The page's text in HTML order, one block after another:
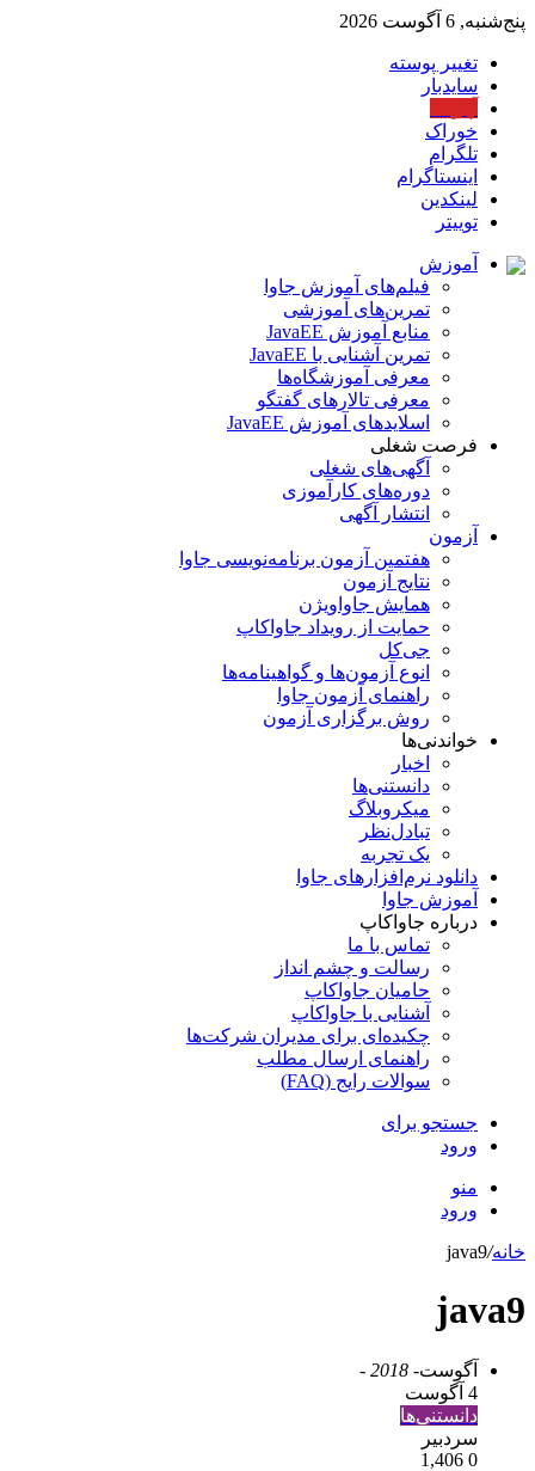
پنج‌شنبه, 6 آگوست 2026
تغییر پوسته
سایدبار
خوراک
تلگرام
اینستاگرام
لینکدین
توییتر
آموزش
فیلم‌های آموزش جاوا
تمرین‌های آموزشی
منابع آموزش JavaEE
تمرین آشنایی با JavaEE
معرفی آموزشگاه‌ها
معرفی تالارهای گفتگو
اسلایدهای آموزش JavaEE
فرصت شغلی
آگهی‌های شغلی
دوره‌های کارآموزی
انتشار آگهی
آزمون
هفتمین آزمون برنامه‌نویسی جاوا
نتایج آزمون
همایش جاواویژن
حمایت از رویداد جاواکاپ
جی‌کل
انوع آزمون‌ها و گواهینامه‌ها
راهنمای آزمون جاوا
روش برگزاری آزمون
خواندنی‌ها
اخبار
دانستنی‌ها
میکروبلاگ
تبادل‌نظر
یک تجربه
دانلود نرم‌افزارهای جاوا
آموزش جاوا
درباره جاواکاپ
تماس با ما
رسالت و چشم انداز
حامیان جاواکاپ
آشنایی با جاواکاپ
چکیده‌ای برای مدیران شرکت‌ها
راهنمای ارسال مطلب
سوالات رایج (FAQ)
جستجو برای
ورود
منو
ورود
خانه/
java9
java9
آگوست- 2018 -
4 آگوست
دانستنی‌ها
سردبیر
0